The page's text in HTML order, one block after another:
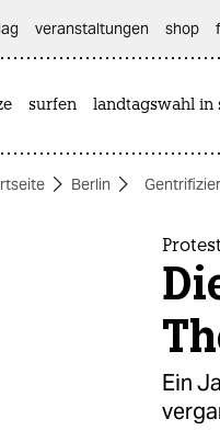
veranstaltungen shop
surfen landtagswahl in
Berlin
Ein